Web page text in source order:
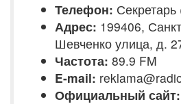
Телефон:
Адрес: 199406,
Шевченко улица, д.
Частота: 89.9 FM
E-mail:
Официальный сайт: